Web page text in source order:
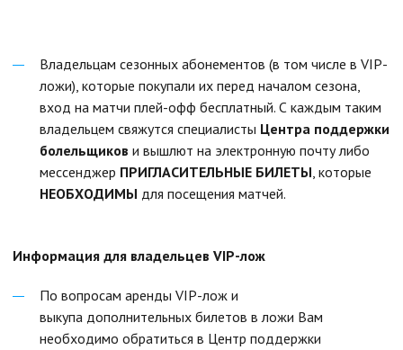
Владельцам сезонных абонементов (в том числе в VIP-
ложи), которые покупали их перед началом сезона,
вход на матчи плей-офф бесплатный. С каждым таким
владельцем свяжутся специалисты Центра поддержки
болельщиков и вышлют на электронную почту либо
мессенджер ПРИГЛАСИТЕЛЬНЫЕ БИЛЕТЫ, которые
НЕОБХОДИМЫ для посещения матчей.
Информация для владельцев VIP-лож
По вопросам аренды VIP-лож и
выкупа дополнительных билетов в ложи Вам
необходимо обратиться в Центр поддержки